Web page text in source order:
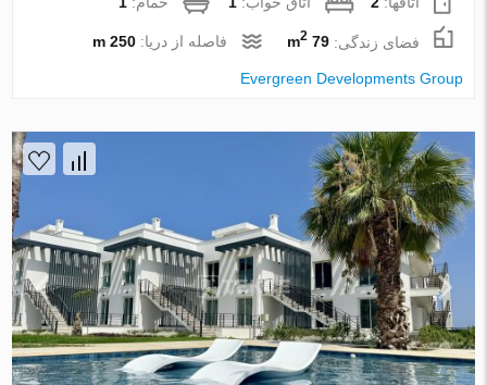
فضای زندگی:79 m
2 فاصله از دریا:250 m
Evergreen Developments Group